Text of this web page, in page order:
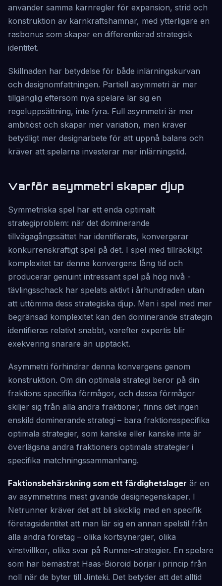
använder samma kärnregler för expansion, strid och
konstruktion av kärnkraftshamnar, med ytterligare en
rasbonus som skapar en differentierad strategisk
identitet.
Skillnaden har betydelse för både inlärningskurvan
och designomfattningen. Partiell asymmetri är mer
tillgänglig eftersom nya spelare lär sig en
regeluppsättning, inte fyra. Full asymmetri är mer
ambitiöst och skapar mer variation, men kräver
betydligt mer designarbete för att uppnå balans och
kräver att spelarna investerar mer inlärningstid.
Varför asymmetri skapar djup
Symmetriska spel har ett enda optimalt
strategiproblem: när det dominerande
tillvägagångssättet har identifierats, konvergerar
konkurrenskraftigt spel på det. I spel med tillräckligt
komplexitet tar denna konvergens lång tid och
producerar genuint intressant spel på hög nivå -
tävlingsschack har spelats aktivt i århundraden utan
att uttömma dess strategiska djup. Men i spel med mer
begränsad komplexitet kan den dominerande strategin
identifieras relativt snabbt, varefter expertis blir
exekvering snarare än upptäckt.
Asymmetri förhindrar denna konvergens genom
konstruktion. Om din optimala strategi beror på din
fraktions specifika förmågor, och dessa förmågor
skiljer sig från alla andra fraktioner, finns det ingen
enskild dominerande strategi – bara fraktionsspecifika
optimala strategier, som kanske eller kanske inte är
överlägsna andra fraktioners optimala strategier i
specifika matchningssammanhang.
Faktionsbehärskning som ett färdighetslager är en
av asymmetrins mest givande designegenskaper. I
Netrunner kräver det att bli skicklig med en specifik
företagsidentitet att man lär sig en annan spelstil från
alla andra företag – olika kortsynergier, olika
vinstvillkor, olika svar på Runner-strategier. En spelare
som har bemästrat Haas-Bioroid börjar i princip från
noll när de byter till Jinteki. Det betyder att det alltid